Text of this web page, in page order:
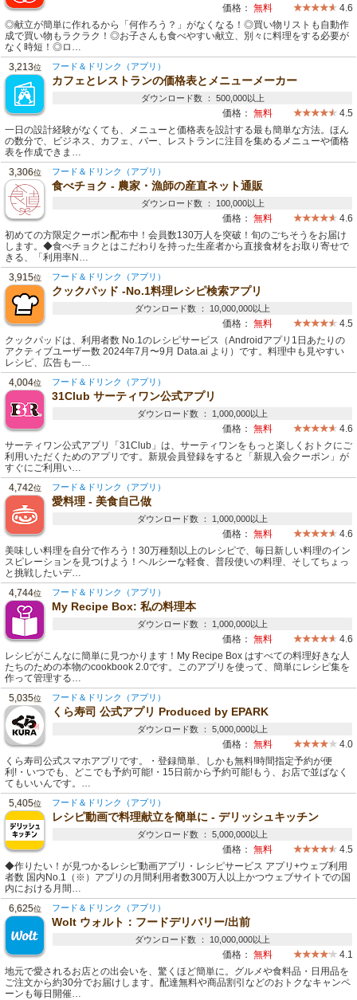
価格： 無料
4.6
◎献立が簡単に作れるから「何作ろう？」がなくなる！◎買い物リストも自動作
成で買い物もラクラク！◎お子さんも食べやすい献立、別々に料理をする必要が
なく時短！◎ロ…
3,213位 フード＆ドリンク（アプリ）
カフェとレストランの価格表とメニューメーカー
ダウンロード数 ： 500,000以上
価格： 無料
4.5
一日の設計経験がなくても、メニューと価格表を設計する最も簡単な方法。ほん
の数分で、ビジネス、カフェ、バー、レストランに注目を集めるメニューや価格
表を作成できま…
3,306位 フード＆ドリンク（アプリ）
食べチョク - 農家・漁師の産直ネット通販
ダウンロード数 ： 100,000以上
価格： 無料
4.6
初めての方限定クーポン配布中！会員数130万人を突破！旬のごちそうをお届け
します。◆食べチョクとはこだわりを持った生産者から直接食材をお取り寄せで
きる、「利用率N…
3,915位 フード＆ドリンク（アプリ）
クックパッド -No.1料理レシピ検索アプリ
ダウンロード数 ： 10,000,000以上
価格： 無料
4.5
クックパッドは、利用者数 No.1のレシピサービス（Androidアプリ1日あたりの
アクティブユーザー数 2024年7月〜9月 Data.ai より）です。料理中も見やすい
レシピ、広告も一…
4,004位 フード＆ドリンク（アプリ）
31Club サーティワン公式アプリ
ダウンロード数 ： 1,000,000以上
価格： 無料
4.6
サーティワン公式アプリ「31Club」は、サーティワンをもっと楽しくおトクにご
利用いただくためのアプリです。新規会員登録をすると「新規入会クーポン」が
すぐにご利用い…
4,742位 フード＆ドリンク（アプリ）
愛料理 - 美食自己做
ダウンロード数 ： 1,000,000以上
価格： 無料
4.6
美味しい料理を自分で作ろう！30万種類以上のレシピで、毎日新しい料理のイン
スピレーションを見つけよう！ヘルシーな軽食、普段使いの料理、そしてちょっ
と挑戦したいデ…
4,744位 フード＆ドリンク（アプリ）
My Recipe Box: 私の料理本
ダウンロード数 ： 1,000,000以上
価格： 無料
4.6
レシピがこんなに簡単に見つかります！My Recipe Box はすべての料理好きな人
たちのための本物のcookbook 2.0です。このアプリを使って、簡単にレシピ集を
作って管理する…
5,035位 フード＆ドリンク（アプリ）
くら寿司 公式アプリ Produced by EPARK
ダウンロード数 ： 5,000,000以上
価格： 無料
4.0
くら寿司公式スマホアプリです。・登録簡単、しかも無料!時間指定予約が便
利!・いつでも、どこでも予約可能!・15日前から予約可能!もう、お店で並ばなく
てもいいんです。…
5,405位 フード＆ドリンク（アプリ）
レシピ動画で料理献立を簡単‪に - デリッシュキッチン
ダウンロード数 ： 5,000,000以上
価格： 無料
4.5
◆作りたい！が見つかるレシピ動画アプリ・レシピサービス アプリ+ウェブ利用
者数 国内No.1（※）アプリの月間利用者数300万人以上かつウェブサイトでの国
内における月間…
6,625位 フード＆ドリンク（アプリ）
Wolt ウォルト：フードデリバリー/出前
ダウンロード数 ： 10,000,000以上
価格： 無料
4.1
地元で愛されるお店との出会いを、驚くほど簡単に。グルメや食料品・日用品を
ご注文から約30分でお届けします。配達無料や商品割引などのおトクなキャンペ
ーンも毎日開催…